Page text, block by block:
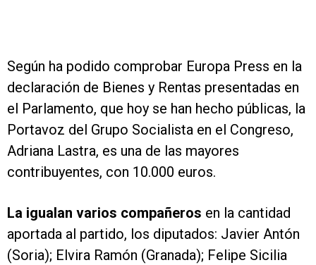
Según ha podido comprobar Europa Press en la
declaración de Bienes y Rentas presentadas en
el Parlamento, que hoy se han hecho públicas, la
Portavoz del Grupo Socialista en el Congreso,
Adriana Lastra, es una de las mayores
contribuyentes, con 10.000 euros.
La igualan varios compañeros en la cantidad
aportada al partido, los diputados: Javier Antón
(Soria); Elvira Ramón (Granada); Felipe Sicilia